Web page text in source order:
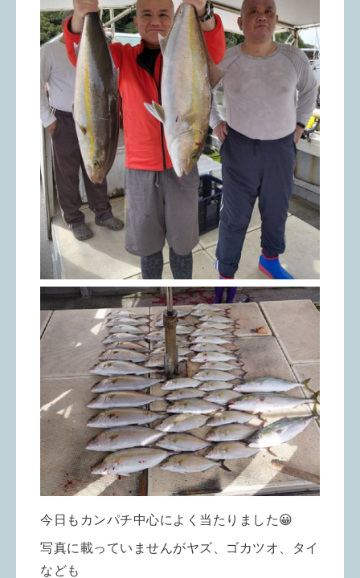
今日もカンパチ中心によく当たりました😀
写真に載っていませんがヤズ、ゴカツオ、タイ
なども